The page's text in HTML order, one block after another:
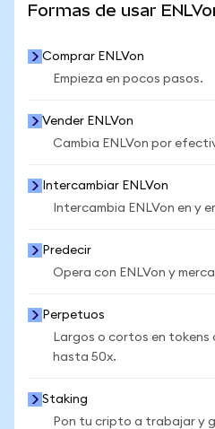
Formas de usar
Comprar ENLVon
Empieza en pocos pasos.
Vender ENLVon
Cambia ENLVon por
Intercambiar ENLVon
Intercambia ENLVon en y
Predecir
Opera con ENLVon y
Perpetuos
Largos o cortos en
hasta 50x.
Staking
Pon tu cripto a trabajar y